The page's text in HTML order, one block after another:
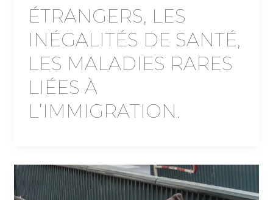
ÉTRANGERS, LES
INÉGALITÉS DE SANTÉ,
LES MALADIES RARES
LIÉES À
L’IMMIGRATION.